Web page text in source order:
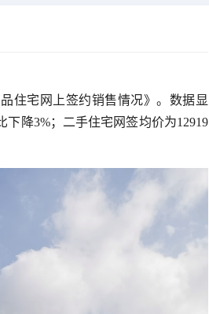
住宅网上签约销售情况》。数据显
下降3%；二手住宅网签均价为12919